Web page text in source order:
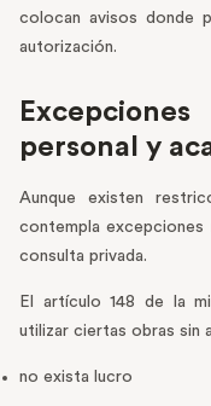
colocan avisos donde
autorización.
personal y
Aunque existen
contempla
consulta privada.
El artículo 148 de la
utilizar ciertas obras sin
no exista lucro